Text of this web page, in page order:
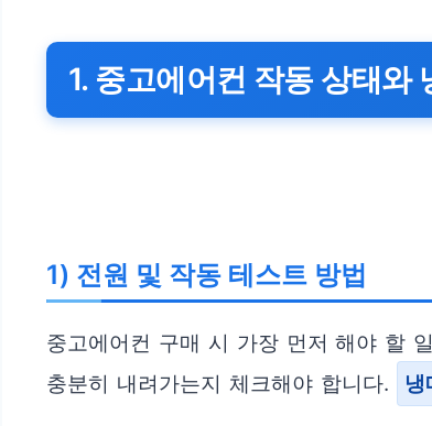
1. 중고에어컨 작동 상태와
1) 전원 및 작동 테스트 방법
중고에어컨 구매 시 가장 먼저 해야 할
충분히 내려가는지 체크해야 합니다.